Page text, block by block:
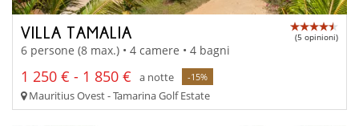
VILLA TAMALIA (5 opinioni)
6 persone (8 max.) • 4 camere • 4 bagni
1 250 € - 1 850 € a notte -15%
Mauritius Ovest - Tamarina Golf Estate